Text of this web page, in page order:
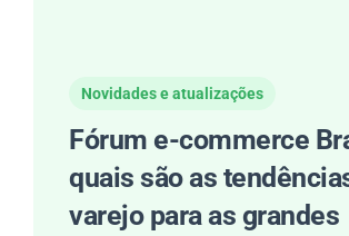
Novidades e atualizações
Fórum e-commerce
quais são as
varejo para as grandes